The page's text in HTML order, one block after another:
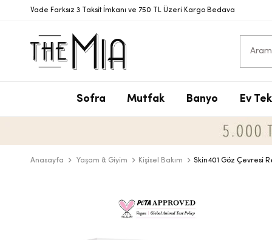
Vade Farksız 3 Taksit İmkanı ve 750 TL Üzeri Kargo Bedava
Sofra Mutfak Banyo Ev
Anasayfa Yaşam & Giyim Kişisel Bakım Skin401 Göz Çevresi